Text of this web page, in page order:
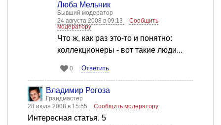
Люба Мельник
Бывший модератор
24 августа 2008 в 09:13
Сообщить
модератору
Что ж, как раз это-то и понятно:
коллекционеры - вот такие люди...
0 Ответить
Владимир Рогоза
Грандмастер
28 июля 2008 в 15:55
Сообщить модератору
Интересная статья. 5